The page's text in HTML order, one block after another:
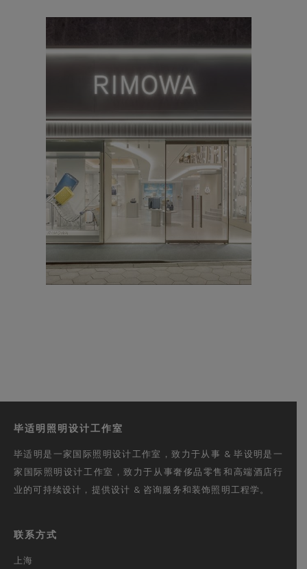
毕适明照明设计工作室
毕适明是一家国际照明设计工作室，致力于从事 & 毕设明是一
家国际照明设计工作室，致力于从事奢侈品零售和高端酒店行
业的可持续设计，提供设计 & 咨询服务和装饰照明工程学。
联系方式
上海